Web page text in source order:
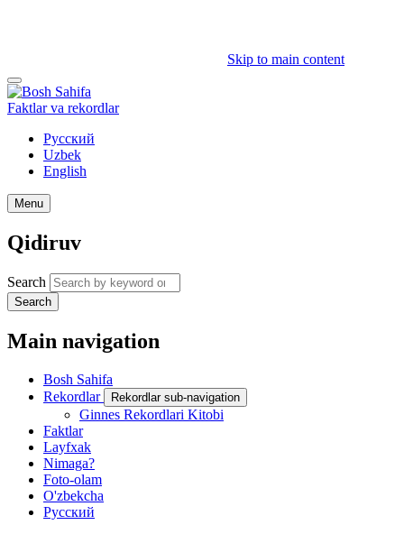
Skip to main content
Faktlar va rekordlar
Русский
Uzbek
English
Menu
Qidiruv
Search
Search
Main navigation
Bosh Sahifa
Rekordlar
Rekordlar sub-navigation
Ginnes Rekordlari Kitobi
Faktlar
Layfxak
Nimaga?
Foto-olam
O'zbekcha
Русский